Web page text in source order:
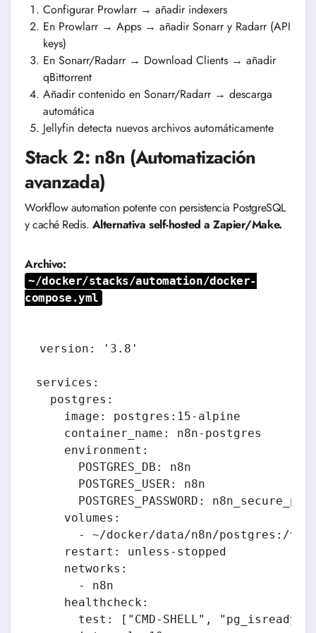
Configurar Prowlarr → añadir indexers
En Prowlarr → Apps → añadir Sonarr y Radarr (API
keys)
En Sonarr/Radarr → Download Clients → añadir
qBittorrent
Añadir contenido en Sonarr/Radarr → descarga
automática
Jellyfin detecta nuevos archivos automáticamente
Stack 2: n8n (Automatización
avanzada)
Workflow automation potente con persistencia PostgreSQL
y caché Redis. Alternativa self-hosted a Zapier/Make.
Archivo:
~/docker/stacks/automation/docker-
compose.yml
version: '3.8'
services:
  postgres:
    image: postgres:15-alpine
    container_name: n8n-postgres
    environment:
      POSTGRES_DB: n8n
      POSTGRES_USER: n8n
POSTGRES_PASSWORD:
    volumes:
- ~/docker/data/n8n/postgres:/
    restart: unless-stopped
    networks:
      - n8n
    healthcheck:
test: ["CMD-SHELL", "pg_isready -